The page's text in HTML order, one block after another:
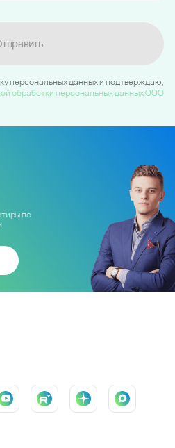
персональных данных и подтверждаю,
обработки персональных данных ООО
по